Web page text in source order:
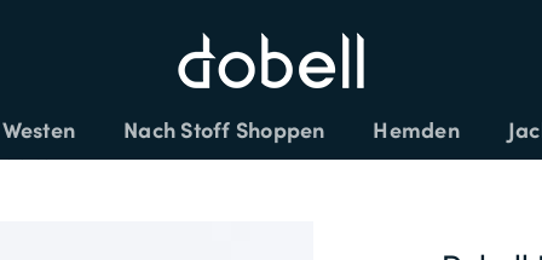
Westen Nach Stoff Shoppen Hemden
25% AUF DEN SALE - CODE: